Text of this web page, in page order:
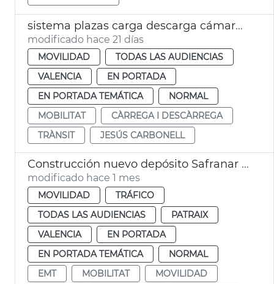
sistema plazas carga descarga cámaras visión artificial València
modificado hace 21 días
MOVILIDAD
TODAS LAS AUDIENCIAS
VALENCIA
EN PORTADA
EN PORTADA TEMÁTICA
NORMAL
MOBILITAT
CÀRREGA I DESCÀRREGA
TRÀNSIT
JESÚS CARBONELL
Construcción nuevo depósito Safranar EMT València
modificado hace 1 mes
MOVILIDAD
TRÁFICO
TODAS LAS AUDIENCIAS
PATRAIX
VALENCIA
EN PORTADA
EN PORTADA TEMÁTICA
NORMAL
EMT
MOBILITAT
MOVILIDAD